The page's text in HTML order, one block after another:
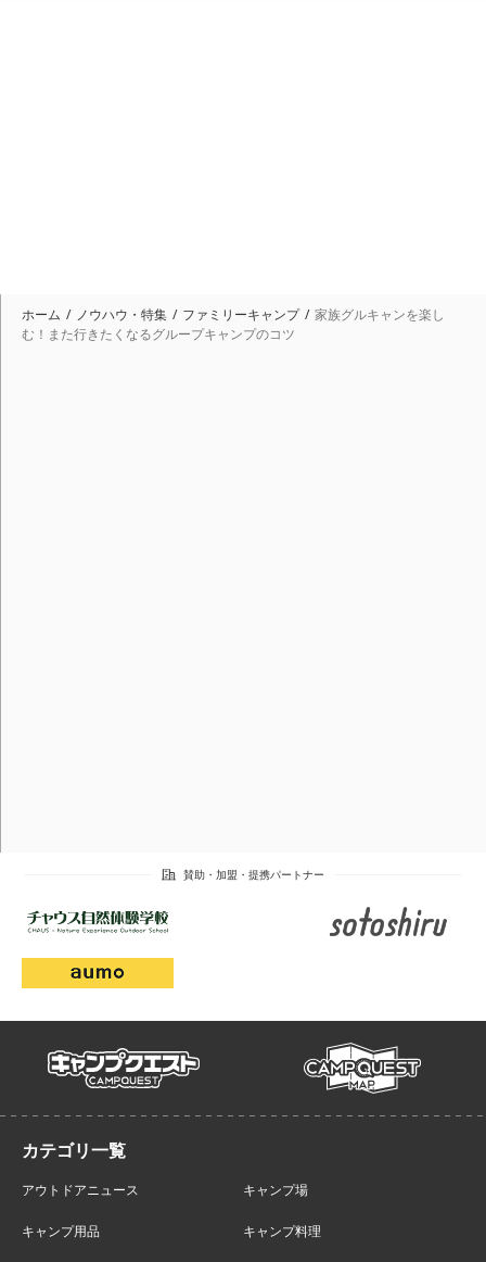
ホーム ノウハウ・特集 ファミリーキャンプ
家族グルキャンを楽し
む！また行きたくなるグループキャンプのコツ
campquest campmap
アウトドアニュース キャンプ場
キャンプ用品 キャンプ料理